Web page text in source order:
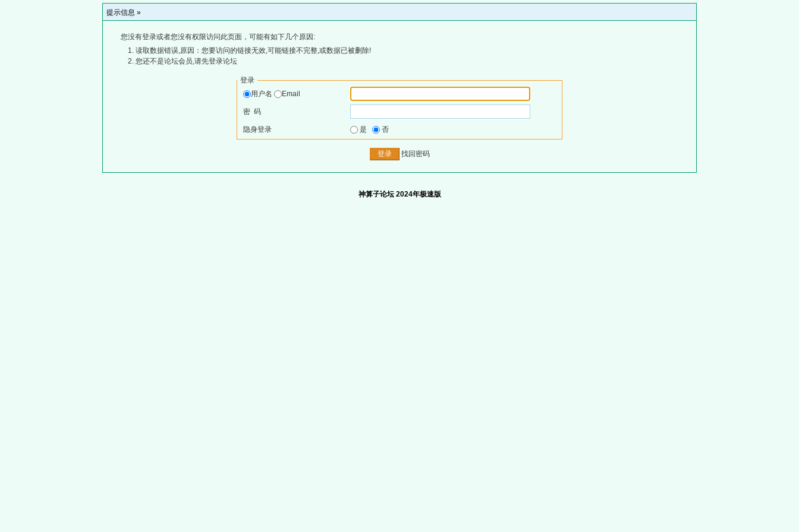
提示信息 »
您没有登录或者您没有权限访问此页面，可能有如下几个原因:
读取数据错误,原因：您要访问的链接无效,可能链接不完整,或数据已被删除!
您还不是论坛会员,请先登录论坛
登录
用户名
Email
密 码
隐身登录 是 否
找回密码
神算子论坛 2024年极速版